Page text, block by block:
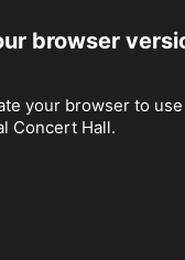
browser
your browser to
Concert Hall.